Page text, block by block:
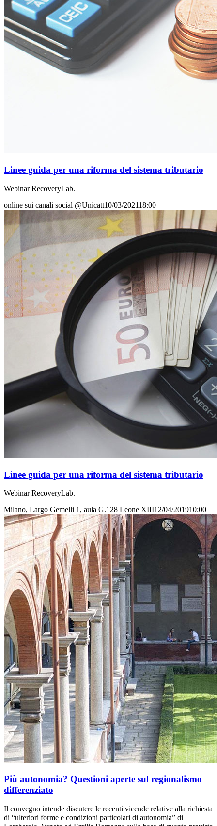
Linee guida per una riforma del sistema tributario
Webinar RecoveryLab.
online sui canali social @Unicatt10/03/202118:00
Linee guida per una riforma del sistema tributario
Webinar RecoveryLab.
Milano, Largo Gemelli 1, aula G.128 Leone XIII12/04/201910:00
Più autonomia? Questioni aperte sul regionalismo
differenziato
Il convegno intende discutere le recenti vicende relative alla richiesta
di “ulteriori forme e condizioni particolari di autonomia” di